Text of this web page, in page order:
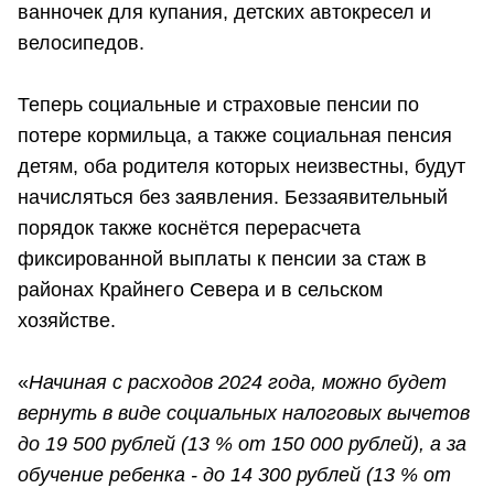
ванночек для купания, детских автокресел и
велосипедов.
Теперь социальные и страховые пенсии по
потере кормильца, а также социальная пенсия
детям, оба родителя которых неизвестны, будут
начисляться без заявления. Беззаявительный
порядок также коснётся перерасчета
фиксированной выплаты к пенсии за стаж в
районах Крайнего Севера и в сельском
хозяйстве.
«Начиная с расходов 2024 года, можно будет
вернуть в виде социальных налоговых вычетов
до 19 500 рублей (13 % от 150 000 рублей), а за
обучение ребенка - до 14 300 рублей (13 % от